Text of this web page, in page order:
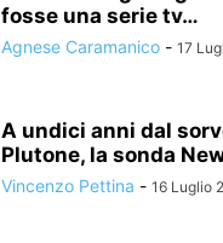
fosse una serie tv…
Agnese Caramanico - 17
A undici anni dal
Plutone, la sonda
Vincenzo Pettina - 16 Luglio